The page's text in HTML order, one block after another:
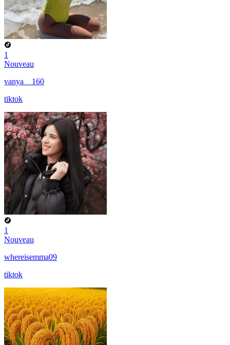
1
Nouveau
vanya__160
tiktok
1
Nouveau
whereisemma09
tiktok